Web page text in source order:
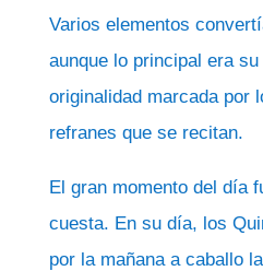
Varios elementos
aunque lo principal era
originalidad marcada por
refranes que se recitan.
El gran momento del día
cuesta. En su día, los
por la mañana a caballo